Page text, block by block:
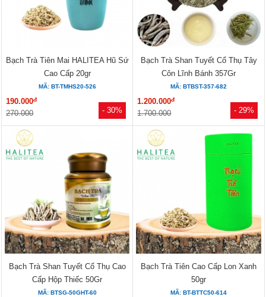
- 30%
Bạch Trà Tiên Mai HALITEA Hũ Sứ
Cao Cấp 20gr
MÃ: BT-TMHS20-526
190.000đ
270.000 - 29%
Bạch Trà Shan Tuyết Cổ Thụ Tây
Côn Lĩnh Bánh 357Gr
MÃ: BTBST-357-682
1.200.000đ
1.700.000
Bạch Trà Shan Tuyết Cổ Thụ Cao
Cấp Hộp Thiếc 50Gr
MÃ: BTSG-50GHT-60
Bạch Trà Tiên Cao Cấp Lon Xanh
50gr
MÃ: BT-BTTC50-614